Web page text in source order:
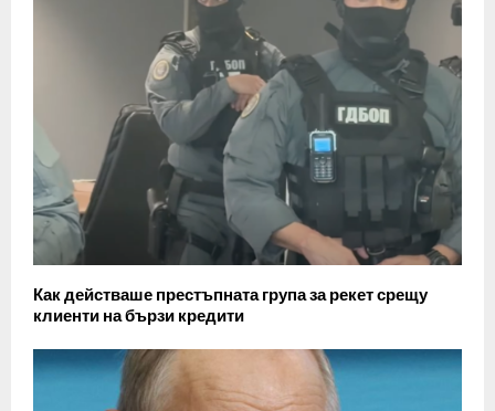
Как действаше престъпната група за рекет срещу
клиенти на бързи кредити